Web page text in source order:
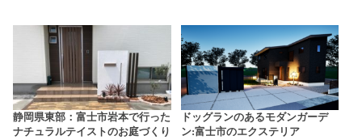
静岡県東部：富士市岩本で行った
ナチュラルテイストのお庭づくり
ドッグランのあるモダンガーデ
ン:富士市のエクステリア